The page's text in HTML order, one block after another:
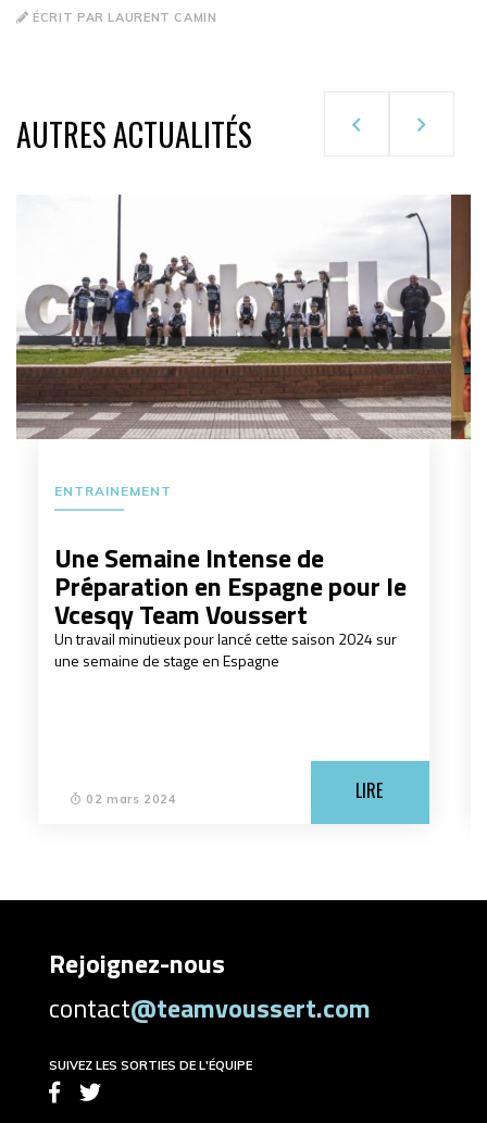
ÉCRIT PAR LAURENT CAMIN
AUTRES ACTUALITÉS
pour le
2024 sur
LIRE
Présentation 2024 de
Féminine de National 2
14 jeunes filles composent l'effectif 2024 de
VCESQY Team Voussert
Rejoignez-nous
contact@teamvoussert.com
SUIVEZ LES SORTIES DE L'ÉQUIPE